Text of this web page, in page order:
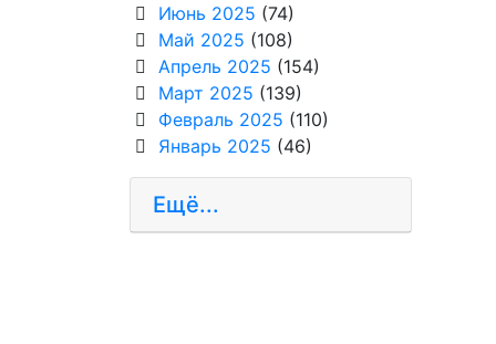
Июнь 2025 (74)
Май 2025 (108)
Апрель 2025 (154)
Март 2025 (139)
Февраль 2025 (110)
Январь 2025 (46)
Ещё...